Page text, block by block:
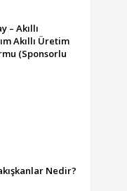
– Akıllı
Akıllı Üretim
(Sponsorlu
Nedir?